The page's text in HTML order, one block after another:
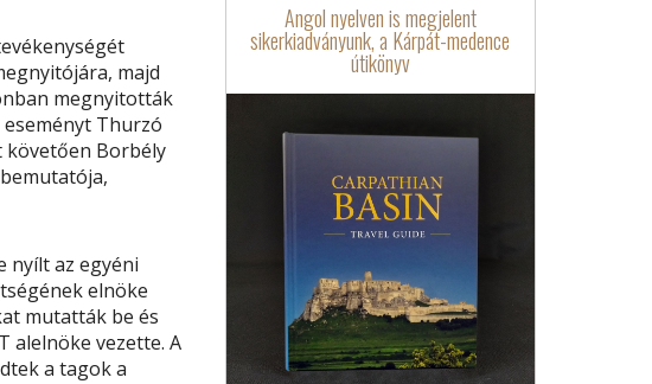
majd
megnyitották
Thurzó
követően Borbély
nyílt az egyéni
elnöke
mutatták be és
alelnöke vezette. A
a tagok a
Angol nyelven is megjelent
sikerkiadványunk, a Kárpát-medence
útikönyv